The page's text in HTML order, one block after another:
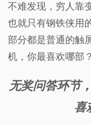
不难发现，穷人靠
也就只有钢铁侠用
部分都是普通的触
机，你最喜欢哪部？
无奖问答环节
喜